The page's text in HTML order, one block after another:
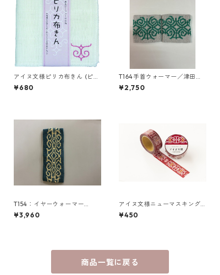
アイヌ文様ピリカ布きん (ピン
ク)
¥680
T164手首ウォーマー／津田命
子デザインアイヌ文様編み込
み手首ウォーマー
¥2,750
T154：イヤーウォーマー
（M）／津田命子デザインアイ
ヌ文様編み込みイヤーウォー
¥3,960
アイヌ文様ニューマスキング
テープ／tupesanpe トゥペサ
ンペ（赤）津田命子
¥450
商品一覧に戻る